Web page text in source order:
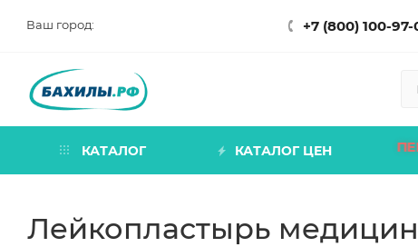
Ваш город: +7 (800) 100-97-
КАТАЛОГ КАТАЛОГ ЦЕН
Лейкопластырь